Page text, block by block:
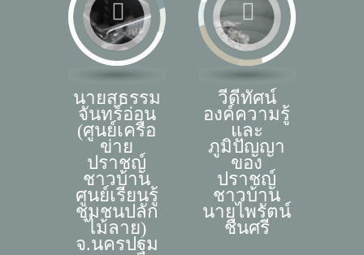
นายสุธรรม
จันทร์อ่อน
(ศูนย์เครือ
ข่าย
ปราชญ์
ชาวบ้าน
ศูนย์เรียนรู้
ชุมชนปลัก
ไม้ลาย)
จ.นครปฐม
วีดีทัศน์
องค์ความรู้
และ
ภูมิปัญญา
ของ
ปราชญ์
ชาวบ้าน
นายไพรัตน์
ชื่นศรี